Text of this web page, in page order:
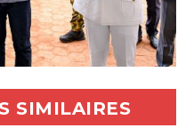
SIMILAIRES